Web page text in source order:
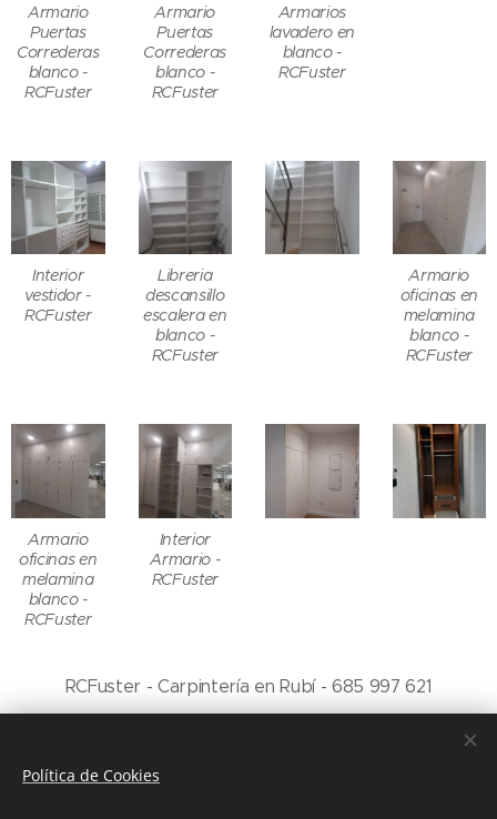
Armario
Puertas
Correderas
blanco -
RCFuster
Armario
Puertas
Correderas
blanco -
RCFuster
Armarios
lavadero en
blanco -
RCFuster
Interior
vestidor -
RCFuster
Libreria
descansillo
escalera en
blanco -
RCFuster
Armario
oficinas en
melamina
blanco -
RCFuster
Armario
oficinas en
melamina
blanco -
RCFuster
Interior
Armario -
RCFuster
RCFuster - Carpintería en Rubí - 685 997 621
Política de Cookies